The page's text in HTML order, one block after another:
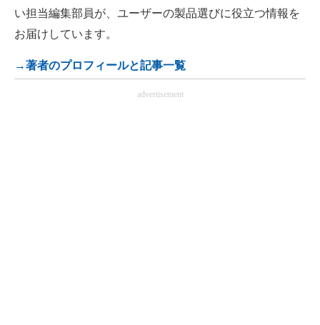
い担当編集部員が、ユーザーの製品選びに役立つ情報を
お届けしています。
→著者のプロフィールと記事一覧
advertisement